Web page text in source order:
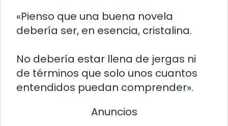
«Pienso que una buena novela
debería ser, en esencia, cristalina.
No debería estar llena de jergas ni
de términos que solo unos cuantos
entendidos puedan comprender».
Anuncios